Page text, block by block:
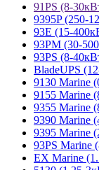
91PS (8-
9395P (250-
93E (15-
93PM (30-
93PS (8-
BladeUPS
9130 Marine
9155 Marine
9355 Marine
9390 Marine
9395 Marine
93PS Marine
EX Marine